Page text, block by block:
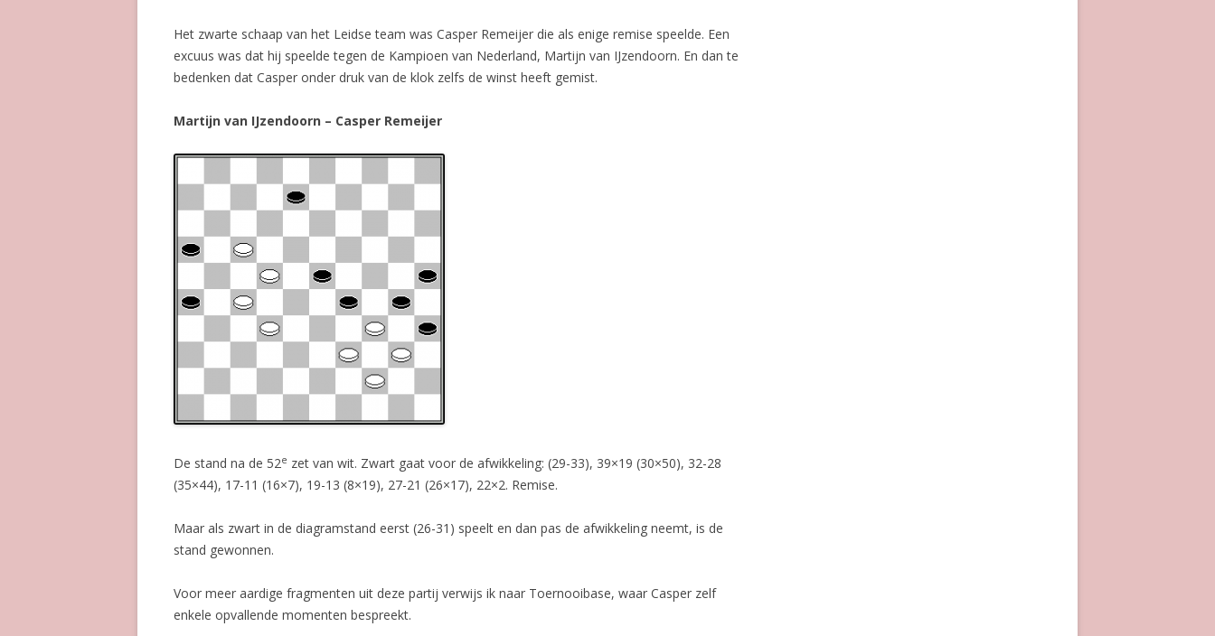
Het zwarte schaap van het Leidse team was Casper Remeijer die als enige remise speelde. Een
excuus was dat hij speelde tegen de Kampioen van Nederland, Martijn van IJzendoorn. En dan te
bedenken dat Casper onder druk van de klok zelfs de winst heeft gemist.
Martijn van IJzendoorn – Casper Remeijer
De stand na de 52e zet van wit. Zwart gaat voor de afwikkeling: (29-33), 39×19 (30×50), 32-28
(35×44), 17-11 (16×7), 19-13 (8×19), 27-21 (26×17), 22×2. Remise.
Maar als zwart in de diagramstand eerst (26-31) speelt en dan pas de afwikkeling neemt, is de
stand gewonnen.
Voor meer aardige fragmenten uit deze partij verwijs ik naar Toernooibase, waar Casper zelf
enkele opvallende momenten bespreekt.